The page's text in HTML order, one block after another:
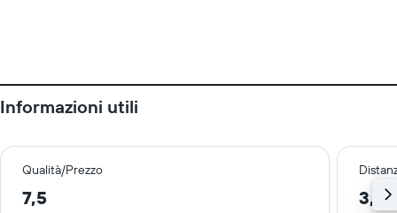
Informazioni utili
Qualità/Prezzo
7,5 3,0